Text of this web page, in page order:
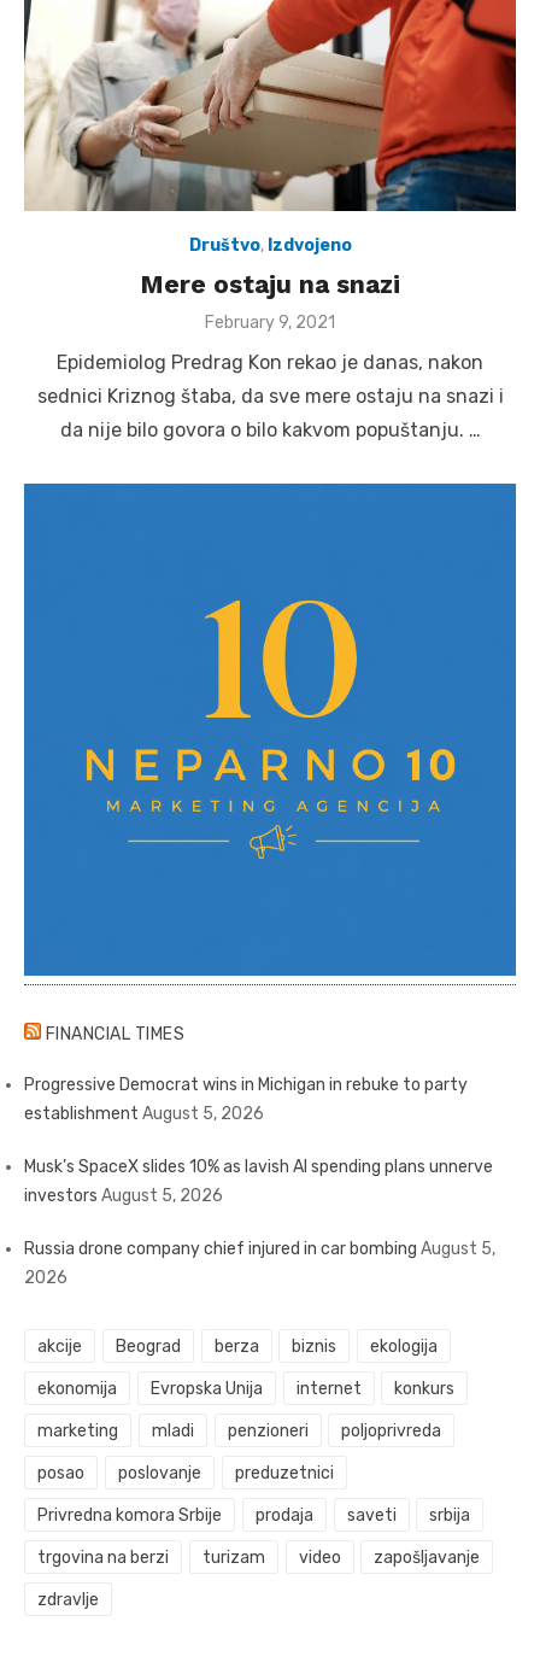
Društvo, Izdvojeno
Mere ostaju na snazi
Posted
February 9, 2021
Epidemiolog Predrag Kon rekao je danas, nakon
sednici Kriznog štaba, da sve mere ostaju na snazi i
da nije bilo govora o bilo kakvom popuštanju. …
FINANCIAL TIMES
Progressive Democrat wins in Michigan in rebuke to party
establishment August 5, 2026
Musk’s SpaceX slides 10% as lavish AI spending plans unnerve
investors August 5, 2026
Russia drone company chief injured in car bombing August 5,
2026
akcije Beograd berza biznis ekologija
ekonomija Evropska Unija internet konkurs
marketing mladi penzioneri poljoprivreda
posao poslovanje preduzetnici
Privredna komora Srbije prodaja saveti srbija
trgovina na berzi turizam video zapošljavanje
zdravlje